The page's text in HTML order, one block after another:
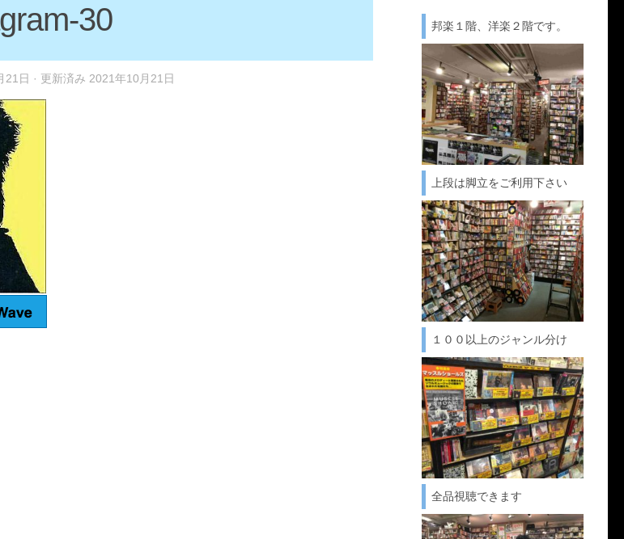
30
21日 · 更新済み 2021年10月21日
邦楽１階、洋楽２階です。
上段は脚立をご利用下さい
１００以上のジャンル分け
全品視聴できます